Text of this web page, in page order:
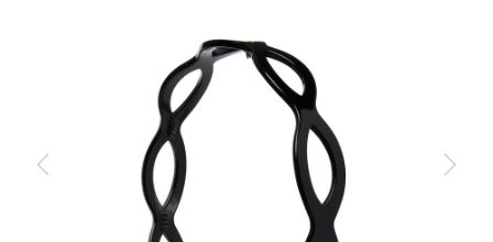
トピックス
ヘアアレンジ動画